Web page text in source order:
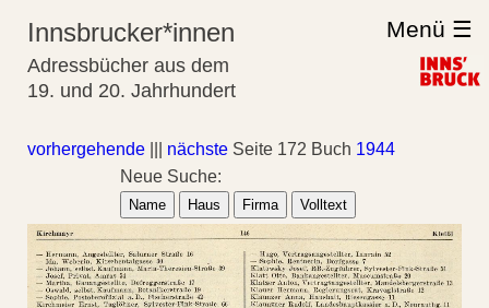
Innsbrucker*innen
Adressbücher aus dem
19. und 20. Jahrhundert
Menü ☰
vorhergehende nächste Seite 172 Buch 1944
Neue Suche:
Name Haus Firma Volltext